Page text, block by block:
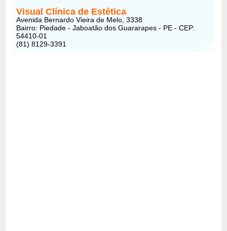
Visual Clínica de Estética
Avenida Bernardo Vieira de Melo, 3338
Bairro: Piedade - Jaboatão dos Guararapes - PE - CEP:
54410-01
(81) 8129-3391